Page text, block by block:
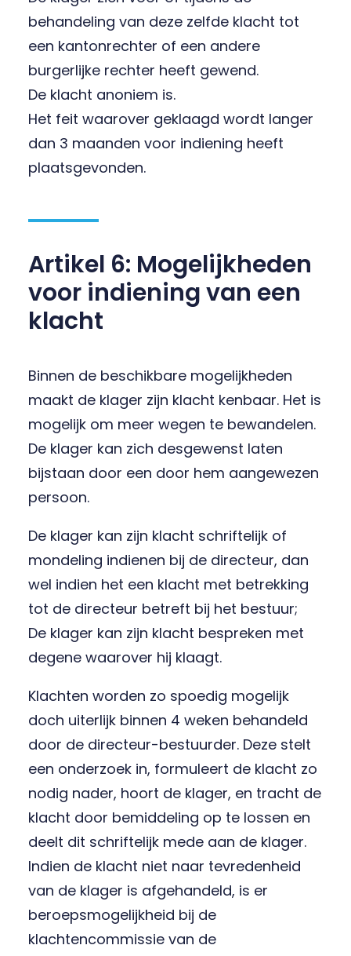
behandeling van deze zelfde klacht tot
een kantonrechter of een andere
burgerlijke rechter heeft gewend.
De klacht anoniem is.
Het feit waarover geklaagd wordt langer
dan 3 maanden voor indiening heeft
plaatsgevonden.
Artikel 6: Mogelijkheden
voor indiening van een
klacht
Binnen de beschikbare mogelijkheden
maakt de klager zijn klacht kenbaar. Het is
mogelijk om meer wegen te bewandelen.
De klager kan zich desgewenst laten
bijstaan door een door hem aangewezen
persoon.
De klager kan zijn klacht schriftelijk of
mondeling indienen bij de directeur, dan
wel indien het een klacht met betrekking
tot de directeur betreft bij het bestuur;
De klager kan zijn klacht bespreken met
degene waarover hij klaagt.
Klachten worden zo spoedig mogelijk
doch uiterlijk binnen 4 weken behandeld
door de directeur-bestuurder. Deze stelt
een onderzoek in, formuleert de klacht zo
nodig nader, hoort de klager, en tracht de
klacht door bemiddeling op te lossen en
deelt dit schriftelijk mede aan de klager.
Indien de klacht niet naar tevredenheid
van de klager is afgehandeld, is er
beroepsmogelijkheid bij de
klachtencommissie van de